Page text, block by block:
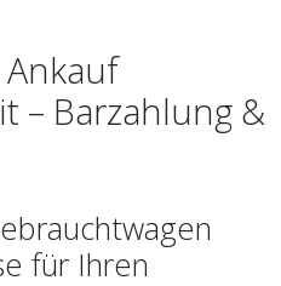
– Barzahlung &
für Ihren